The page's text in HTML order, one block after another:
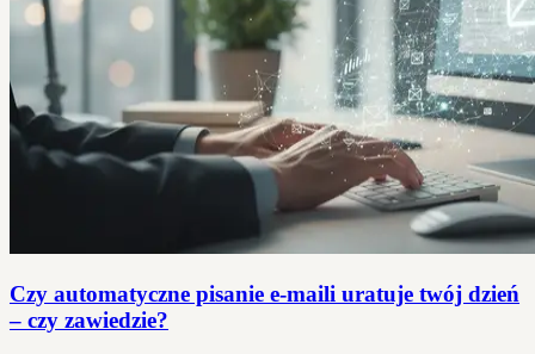
Czy automatyczne pisanie e-maili uratuje twój dzień
– czy zawiedzie?